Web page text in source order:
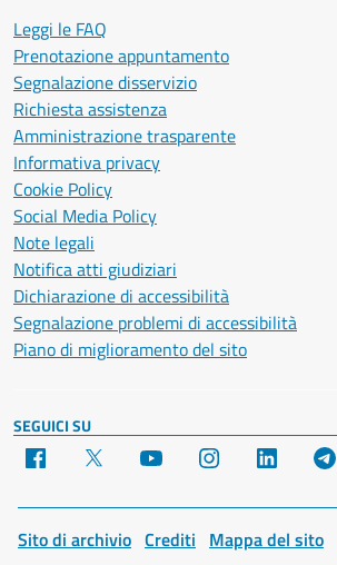
Leggi le FAQ
Prenotazione appuntamento
Segnalazione disservizio
Richiesta assistenza
Amministrazione trasparente
Informativa privacy
Cookie Policy
Social Media Policy
Note legali
Notifica atti giudiziari
Dichiarazione di accessibilità
Segnalazione problemi di accessibilità
Piano di miglioramento del sito
SEGUICI SU
Facebook YouTube Instagram LinkedIn
Sito di archivio Crediti Mappa del sito